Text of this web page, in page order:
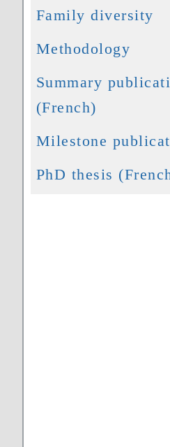
Family diversity
Methodology
Summary
(French)
Milestone
PhD thesis